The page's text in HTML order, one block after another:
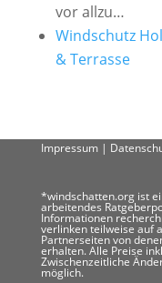
vor allzu…
Windschutz
& Terrasse
Impressum|
*windschatten.org ist
arbeitendes
Informationen
verlinken teilweise auf
Partnerseiten von
erhalten. Alle Preise
Zwischenzeitliche
möglich.